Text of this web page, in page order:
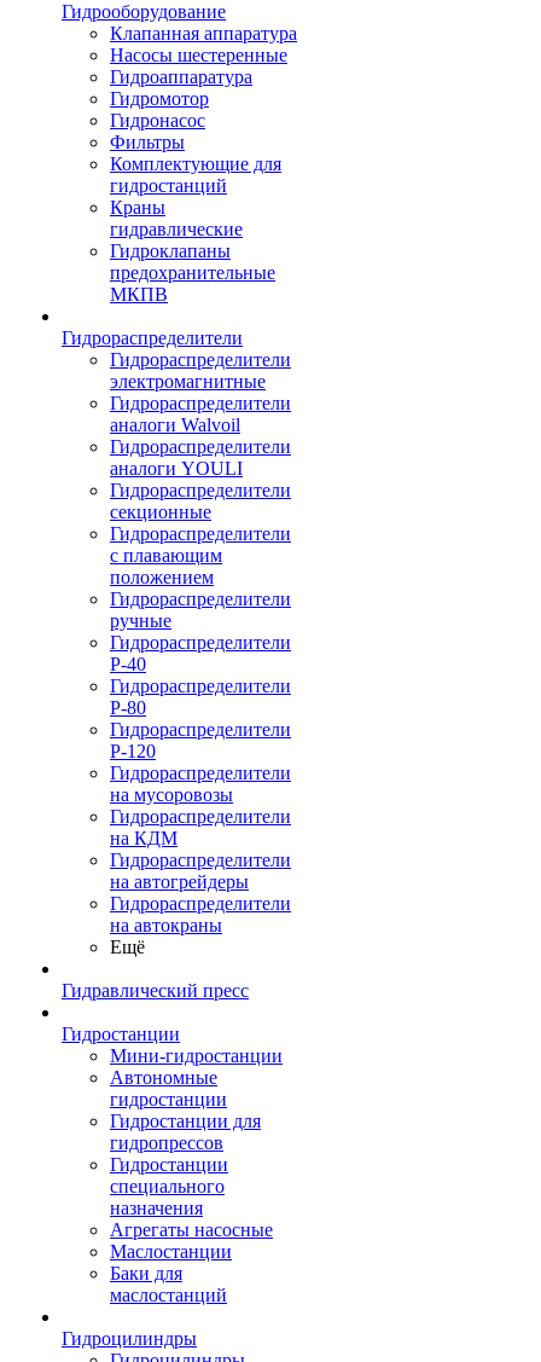
Гидрооборудование
Клапанная аппаратура
Насосы шестеренные
Гидроаппаратура
Гидромотор
Гидронасос
Фильтры
Комплектующие для
гидростанций
Краны
гидравлические
Гидроклапаны
предохранительные
МКПВ
Гидрораспределители
Гидрораспределители
электромагнитные
Гидрораспределители
аналоги Walvoil
Гидрораспределители
аналоги YOULI
Гидрораспределители
секционные
Гидрораспределители
с плавающим
положением
Гидрораспределители
ручные
Гидрораспределители
Р-40
Гидрораспределители
Р-80
Гидрораспределители
Р-120
Гидрораспределители
на мусоровозы
Гидрораспределители
на КДМ
Гидрораспределители
на автогрейдеры
Гидрораспределители
на автокраны
Ещё
Гидравлический пресс
Гидростанции
Мини-гидростанции
Автономные
гидростанции
Гидростанции для
гидропрессов
Гидростанции
специального
назначения
Агрегаты насосные
Маслостанции
Баки для
маслостанций
Гидроцилиндры